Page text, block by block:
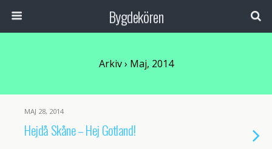
Bygdekören
Arkiv › Maj, 2014
MAJ 28, 2014
Hejdå Skåne – Hej Gotland!